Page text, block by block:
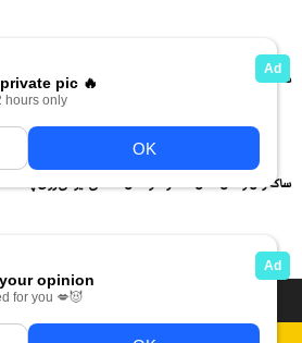
سکس ترکیه ای دختر محجبه کیر و خایه های پسره رو...
ساک زدن و کُس دادن دختر خوشگل سکسی ایرانی روی پشت...